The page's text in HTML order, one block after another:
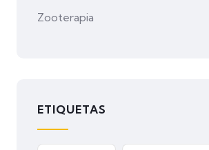
Zooterapia
ETIQUETAS